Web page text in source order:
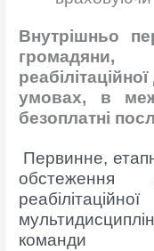
Внутрішньо
умовах, в
безоплатні
Первинне,
обстеження
команди